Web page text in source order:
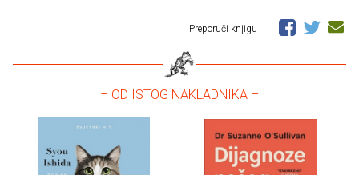
Preporuči knjigu
– OD ISTOG NAKLADNIKA –